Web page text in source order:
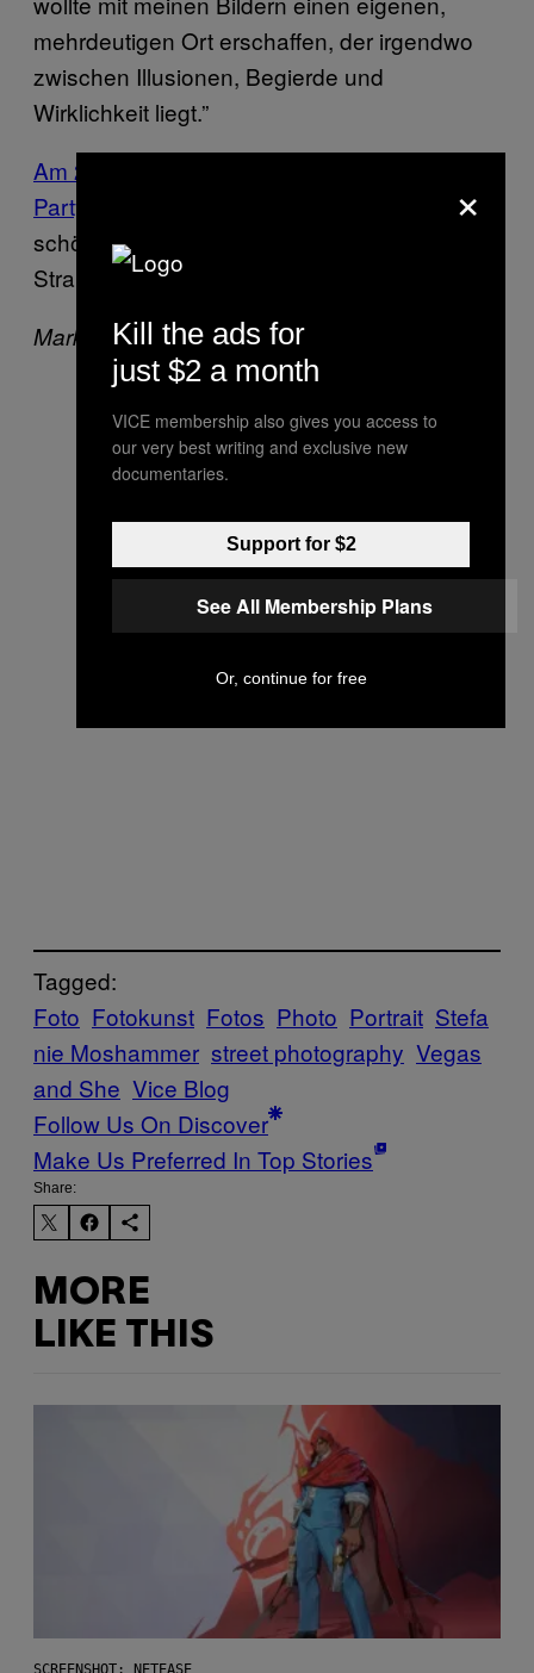
mehrdeutigen Ort erschaffen, der irgendwo
zwischen Illusionen, Begierde und
Wirklichkeit liegt.”
Am 23. April findet in Wien auch die Release
Party statt
—und zwar im Queen Club, dem
schönen Puff an der U-Bahn-Station Alser
Straße.
Markus auf Twitter:@wurstzombie
Tagged:
Foto Fotokunst Fotos Photo Portrait Stefa
nie Moshammer street photography Vegas
and She Vice Blog
Follow Us On Discover
Make Us Preferred In Top Stories
Share:
MORE
LIKE THIS
×
Kill the ads for
just $2 a month
VICE membership also gives you access to
our very best writing and exclusive new
documentaries.
Support for $2
See All Membership Plans
Or, continue for free